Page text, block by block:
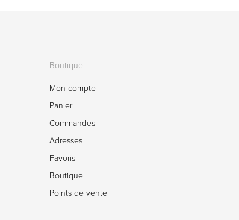
Boutique
Mon compte
Panier
Commandes
Adresses
Favoris
Boutique
Points de vente